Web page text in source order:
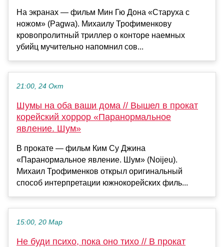
На экранах — фильм Мин Гю Дона «Старуха с
ножом» (Pagwa). Михаилу Трофименкову
кровопролитный триллер о конторе наемных
убийц мучительно напомнил сов...
21:00, 24 Окт
Шумы на оба ваши дома // Вышел в прокат
корейский хоррор «Паранормальное
явление. Шум»
В прокате — фильм Ким Су Джина
«Паранормальное явление. Шум» (Noijeu).
Михаил Трофименков открыл оригинальный
способ интерпретации южнокорейских филь...
15:00, 20 Мар
Не буди психо, пока оно тихо // В прокат